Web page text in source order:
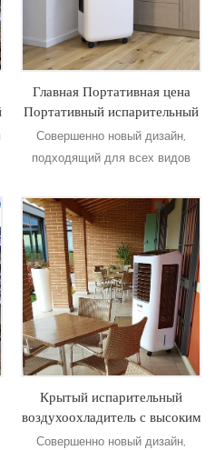
Главная Портативная цена
Портативный испарительный
Воздушный кулер воздуха
производитель
Совершенно новый дизайн,
подходящий для всех видов
коммерческого и
промышленного приложения
Подробнее
Крытый испарительный
воздухоохладитель с высоким
качеством
Совершенно новый дизайн,